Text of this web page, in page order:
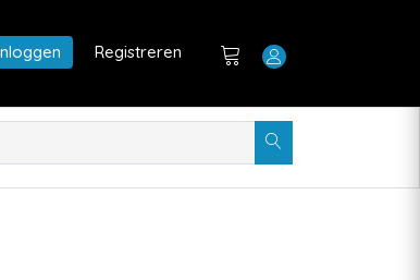
Registreren